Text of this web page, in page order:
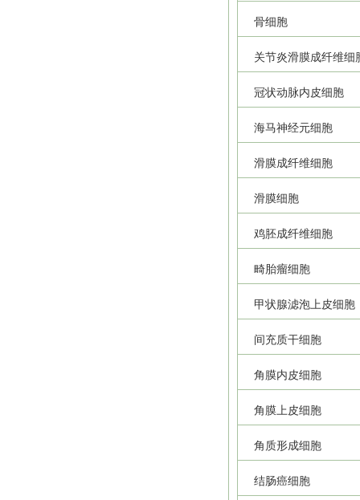
骨细胞
关节炎滑膜成纤维细
冠状动脉内皮细胞
海马神经元细胞
滑膜成纤维细胞
滑膜细胞
鸡胚成纤维细胞
畸胎瘤细胞
甲状腺滤泡上皮细胞
间充质干细胞
角膜内皮细胞
角膜上皮细胞
角质形成细胞
结肠癌细胞